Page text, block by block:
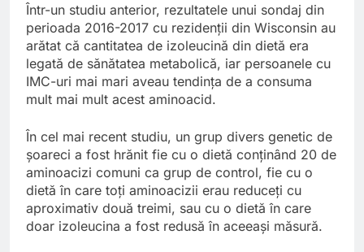
Într-un studiu anterior, rezultatele unui sondaj din
perioada 2016-2017 cu rezidenții din Wisconsin au
arătat că cantitatea de izoleucină din dietă era
legată de sănătatea metabolică, iar persoanele cu
IMC-uri mai mari aveau tendința de a consuma
mult mai mult acest aminoacid.
În cel mai recent studiu, un grup divers genetic de
șoareci a fost hrănit fie cu o dietă conținând 20 de
aminoacizi comuni ca grup de control, fie cu o
dietă în care toți aminoacizii erau reduceți cu
aproximativ două treimi, sau cu o dietă în care
doar izoleucina a fost redusă în aceeași măsură.